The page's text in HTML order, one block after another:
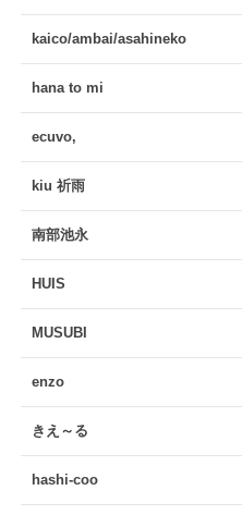
kaico/ambai/asahineko
hana to mi
ecuvo,
kiu 祈雨
南部池永
HUIS
MUSUBI
enzo
きえ～る
hashi-coo